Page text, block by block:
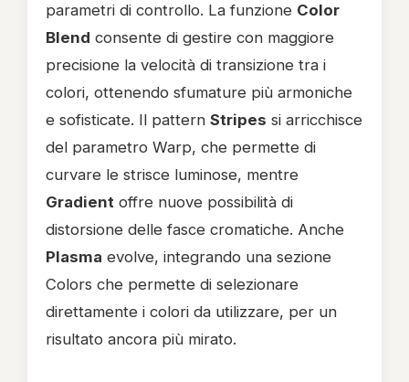
parametri di controllo. La funzione Color
Blend consente di gestire con maggiore
precisione la velocità di transizione tra i
colori, ottenendo sfumature più armoniche
e sofisticate. Il pattern Stripes si arricchisce
del parametro Warp, che permette di
curvare le strisce luminose, mentre
Gradient offre nuove possibilità di
distorsione delle fasce cromatiche. Anche
Plasma evolve, integrando una sezione
Colors che permette di selezionare
direttamente i colori da utilizzare, per un
risultato ancora più mirato.